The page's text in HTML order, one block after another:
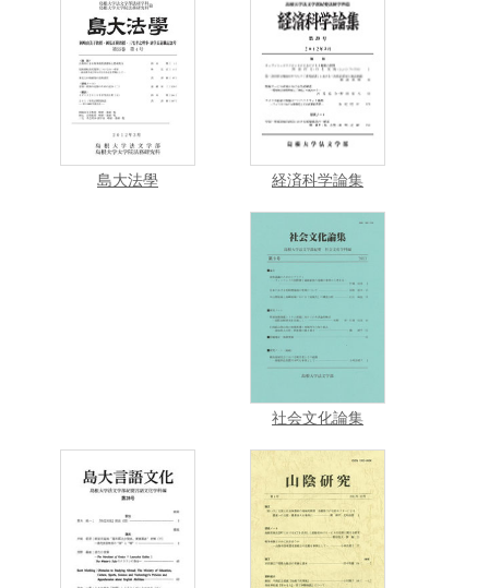
島大法學 経済科学論集
社会文化論集